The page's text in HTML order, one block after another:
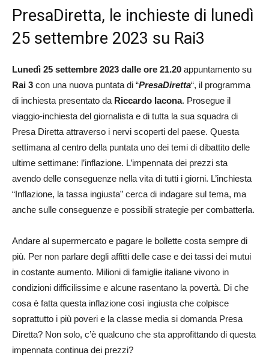
PresaDiretta, le inchieste di lunedì
25 settembre 2023 su Rai3
Lunedì 25 settembre 2023 dalle ore 21.20 appuntamento su
Rai 3 con una nuova puntata di “PresaDiretta“, il programma
di inchiesta presentato da Riccardo Iacona. Prosegue il
viaggio-inchiesta del giornalista e di tutta la sua squadra di
Presa Diretta attraverso i nervi scoperti del paese. Questa
settimana al centro della puntata uno dei temi di dibattito delle
ultime settimane: l’inflazione. L’impennata dei prezzi sta
avendo delle conseguenze nella vita di tutti i giorni. L’inchiesta
“Inflazione, la tassa ingiusta” cerca di indagare sul tema, ma
anche sulle conseguenze e possibili strategie per combatterla.
Andare al supermercato e pagare le bollette costa sempre di
più. Per non parlare degli affitti delle case e dei tassi dei mutui
in costante aumento. Milioni di famiglie italiane vivono in
condizioni difficilissime e alcune rasentano la povertà. Di che
cosa è fatta questa inflazione così ingiusta che colpisce
soprattutto i più poveri e la classe media si domanda Presa
Diretta? Non solo, c’è qualcuno che sta approfittando di questa
impennata continua dei prezzi?